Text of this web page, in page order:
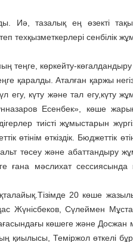
Иә, тазалық ең өзекті
техқызметкерлері сенбілік
теңге, көркейту-
қаралды. Аталған қаржы
егу, күту және тал егу,күту
Есенбек», көше
тиісті жұмыстарын
өтінім өткіздік. Бюджеттік
төсеу және абаттандыру
ғана мәслихат
20 көше
Жүнісбеков, Сүлеймен
көшеге және Досжан
қиылысы, Теміржол өткелі